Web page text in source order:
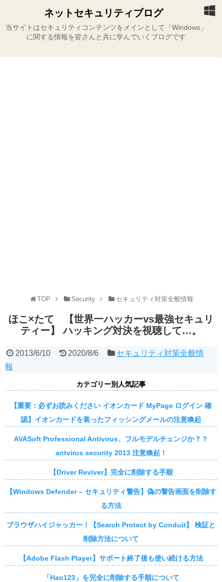
ネットセキュリティブログ
当サイトはセキュリティコンテンツをメインとして「Windows」
に関する情報を皆さんと共に学んでいくブログです
TOP Security セキュリティ対策全般情報
ほこ×たて 【世界一ハッカーvs最強セキュリ
ティー】 ハッキング対決を視聴して…。
2013/6/10 2020/8/6
セキュリティ対策全般情
報
カテゴリー別人気記事
【重要：必ずお読みください イオンカード MyPage ログイン 確
認】イオンカードを装ったフィッシングメールの注意喚起
AVASoft Professional Antivirus、フルモデルチェンジか？？
antvirus security 2013 注意喚起！
【Driver Reviver】完全に削除する手順
【Windows Defender – セキュリティ警告】偽の警告画面を削除す
る方法
ブラウザハイジャッカー！【Search Protect by Conduit】 検証と
削除方法について
【Adobe Flash Player】サポート終了後も使い続ける方法
「Hao123」を完全に削除する手順について